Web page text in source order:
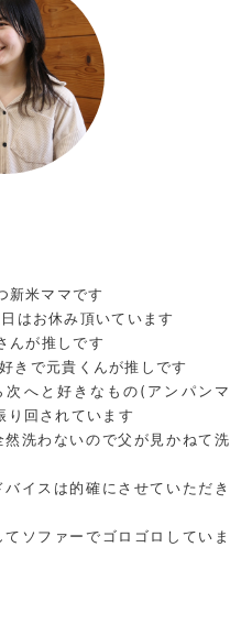
新米ママです
はお休み頂いています
んが推しです
きで元貴くんが推しです
へと好きなもの(アンパンマ
り回されています
洗わないので父が見かねて洗
イスは的確にさせていただき
ソファーでゴロゴロしていま